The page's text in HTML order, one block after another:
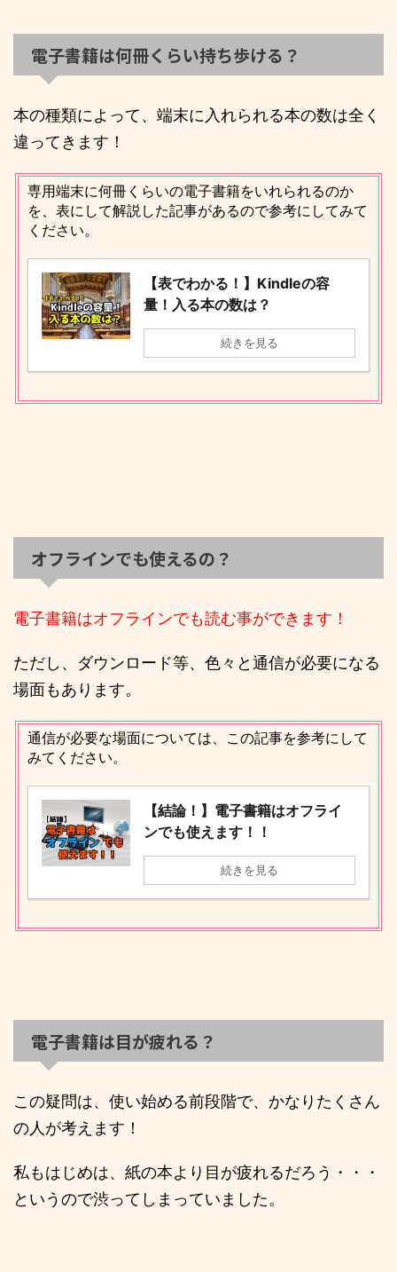
電子書籍は何冊くらい持ち歩ける？
本の種類によって、端末に入れられる本の数は全く
違ってきます！
専用端末に何冊くらいの電子書籍をいれられるのか
を、表にして解説した記事があるので参考にしてみて
ください。
【表でわかる！】Kindleの容
量！入る本の数は？
続きを見る
オフラインでも使えるの？
電子書籍はオフラインでも読む事ができます！
ただし、ダウンロード等、色々と通信が必要になる
場面もあります。
通信が必要な場面については、この記事を参考にして
みてください。
【結論！】電子書籍はオフライ
ンでも使えます！！
続きを見る
電子書籍は目が疲れる？
この疑問は、使い始める前段階で、かなりたくさん
の人が考えます！
私もはじめは、紙の本より目が疲れるだろう・・・
というので渋ってしまっていました。